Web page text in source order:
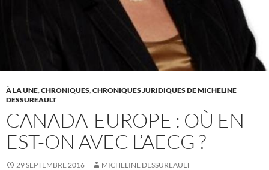
À LA UNE,CHRONIQUES,CHRONIQUES JURIDIQUES DE MICHELINE
DESSUREAULT
CANADA-EUROPE : OÙ EN
EST-ON AVEC L’AECG ?
29 SEPTEMBRE 2016 MICHELINE DESSUREAULT